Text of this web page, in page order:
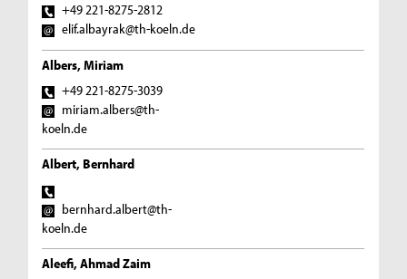
+49 221-8275-2812
elif.albayrak@th-koeln.de
Albers, Miriam
+49 221-8275-3039
miriam.albers@th-
koeln.de
Albert, Bernhard
bernhard.albert@th-
koeln.de
Aleefi, Ahmad Zaim